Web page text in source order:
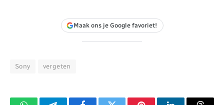
Maak ons je Google favoriet!
Sony vergeten